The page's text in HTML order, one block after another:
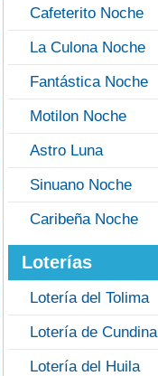
Cafeterito Noche
La Culona Noche
Fantástica Noche
Motilon Noche
Astro Luna
Sinuano Noche
Caribeña Noche
Loterías
Lotería del Tolima
Lotería de
Lotería del Huila